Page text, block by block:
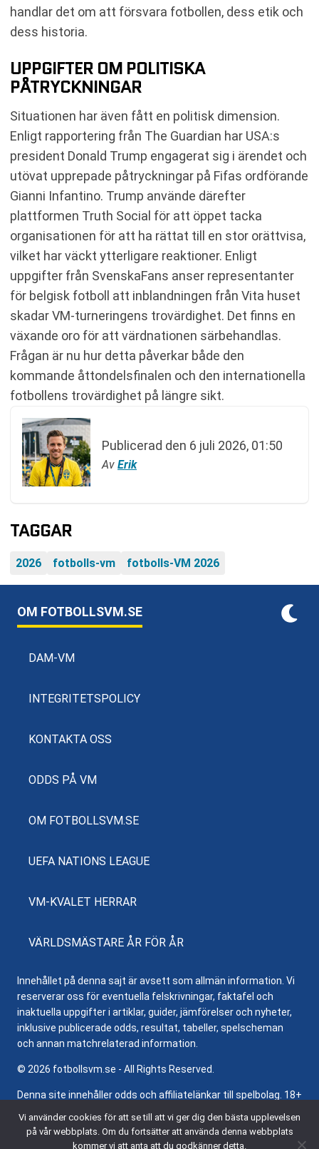
handlar det om att försvara fotbollen, dess etik och
dess historia.
UPPGIFTER OM POLITISKA
PÅTRYCKNINGAR
Situationen har även fått en politisk dimension.
Enligt rapportering från The Guardian har USA:s
president Donald Trump engagerat sig i ärendet och
utövat upprepade påtryckningar på Fifas ordförande
Gianni Infantino. Trump använde därefter
plattformen Truth Social för att öppet tacka
organisationen för att ha rättat till en stor orättvisa,
vilket har väckt ytterligare reaktioner. Enligt
uppgifter från SvenskaFans anser representanter
för belgisk fotboll att inblandningen från Vita huset
skadar VM-turneringens trovärdighet. Det finns en
växande oro för att värdnationen särbehandlas.
Frågan är nu hur detta påverkar både den
kommande åttondelsfinalen och den internationella
fotbollens trovärdighet på längre sikt.
Publicerad den 6 juli 2026, 01:50
Av Erik
TAGGAR
2026 fotbolls-vm fotbolls-VM 2026
OM FOTBOLLSVM.SE
DAM-VM
INTEGRITETSPOLICY
KONTAKTA OSS
ODDS PÅ VM
OM FOTBOLLSVM.SE
UEFA NATIONS LEAGUE
VM-KVALET HERRAR
VÄRLDSMÄSTARE ÅR FÖR ÅR
Innehållet på denna sajt är avsett som allmän information. Vi
reserverar oss för eventuella felskrivningar, faktafel och
inaktuella uppgifter i artiklar, guider, jämförelser och nyheter,
inklusive publicerade odds, resultat, tabeller, spelscheman
och annan matchrelaterad information.
© 2026 fotbollsvm.se - All Rights Reserved.
Denna site innehåller odds och affiliatelänkar till spelbolag. 18+
information om ansvarsfullt spelande.
Vi använder cookies för att se till att vi ger dig den bästa upplevelsen
på vår webbplats. Om du fortsätter att använda denna webbplats
kommer vi att anta att du godkänner detta.